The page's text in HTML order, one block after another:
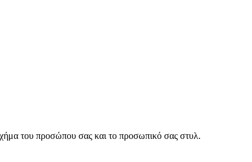
του προσώπου σας και το προσωπικό σας στυλ.